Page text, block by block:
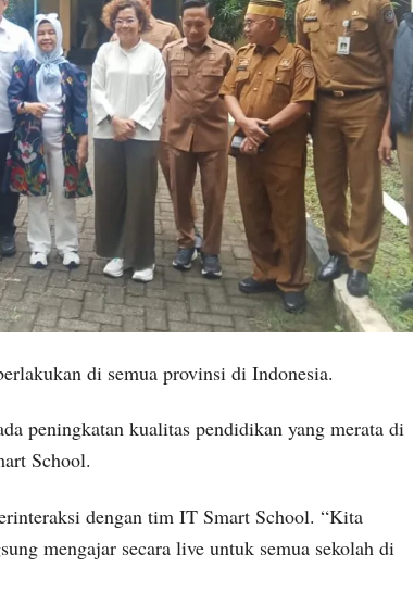
di semua provinsi di Indonesia.
peningkatan kualitas pendidikan yang merata di
School.
dengan tim IT Smart School. “Kita
mengajar secara live untuk semua sekolah di